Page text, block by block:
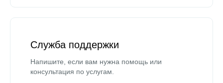
Служба поддержки
Напишите, если вам нужна помощь или
консультация по услугам.